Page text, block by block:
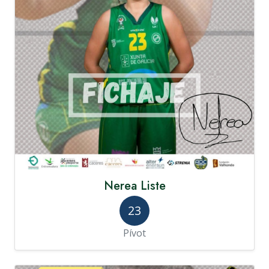
Nerea Liste
23
Pívot